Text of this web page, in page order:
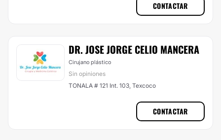
CONTACTAR
DR. JOSE JORGE CELIO MANCERA
Cirujano plástico
Sin opiniones
TONALA # 121 Int. 103, Texcoco
CONTACTAR